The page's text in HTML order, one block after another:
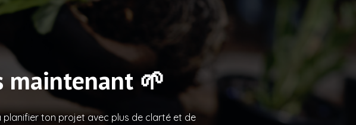
maintenant 🌱
ton projet avec plus de clarté et de